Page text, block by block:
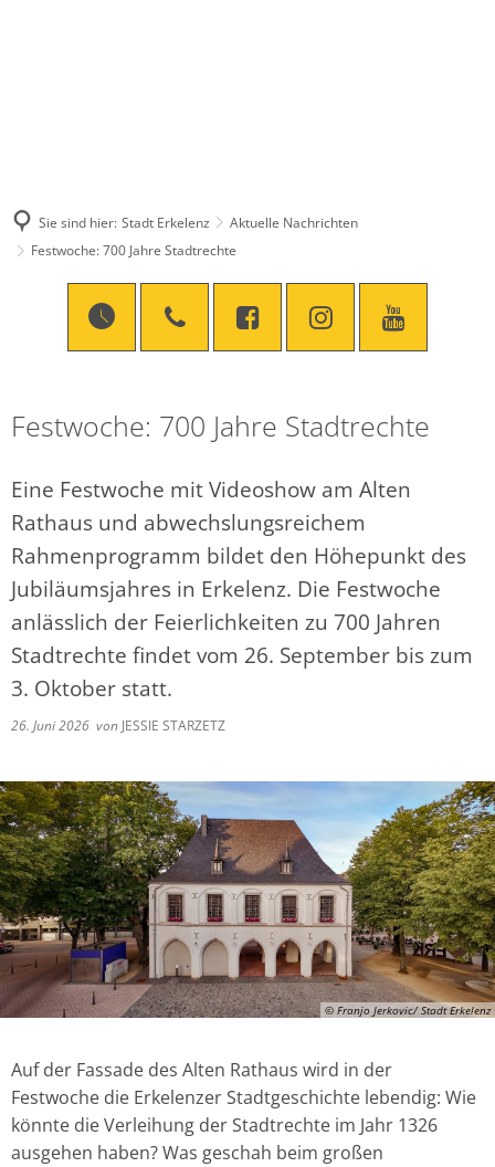
Sie sind hier: Stadt Erkelenz
Aktuelle Nachrichten
Festwoche: 700 Jahre Stadtrechte
Festwoche: 700 Jahre Stadtrechte
Eine Festwoche mit Videoshow am Alten
Rathaus und abwechslungsreichem
Rahmenprogramm bildet den Höhepunkt des
Jubiläumsjahres in Erkelenz. Die Festwoche
anlässlich der Feierlichkeiten zu 700 Jahren
Stadtrechte findet vom 26. September bis zum
3. Oktober statt.
26. Juni 2026 von JESSIE STARZETZ
© Franjo Jerkovic/ Stadt Erkelenz
Auf der Fassade des Alten Rathaus wird in der
Festwoche die Erkelenzer Stadtgeschichte lebendig: Wie
könnte die Verleihung der Stadtrechte im Jahr 1326
ausgehen haben? Was geschah beim großen